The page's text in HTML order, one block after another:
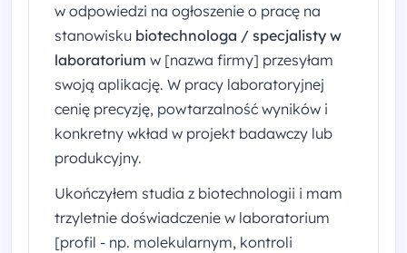
w odpowiedzi na ogłoszenie o pracę na
stanowisku biotechnologa / specjalisty w
laboratorium w [nazwa firmy] przesyłam
swoją aplikację. W pracy laboratoryjnej
cenię precyzję, powtarzalność wyników i
konkretny wkład w projekt badawczy lub
produkcyjny.
Ukończyłem studia z biotechnologii i mam
trzyletnie doświadczenie w laboratorium
[profil - np. molekularnym, kontroli